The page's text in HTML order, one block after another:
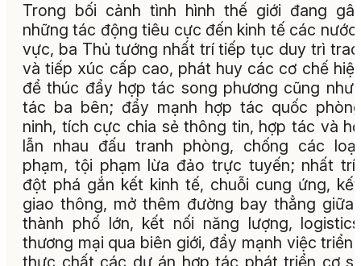
Trong bối cảnh tình hình thế giới đang
những tác động tiêu cực đến kinh tế các nước
vực, ba Thủ tướng nhất trí tiếp tục duy trì
và tiếp xúc cấp cao, phát huy các cơ chế
để thúc đẩy hợp tác song phương cũng như
tác ba bên; đẩy mạnh hợp tác quốc
ninh, tích cực chia sẻ thông tin, hợp tác và
lẫn nhau đấu tranh phòng, chống các
phạm, tội phạm lừa đảo trực tuyến; nhất trí
đột phá gắn kết kinh tế, chuỗi cung ứng,
giao thông, mở thêm đường bay thẳng giữa
thành phố lớn, kết nối năng lượng,
thương mại qua biên giới, đẩy mạnh việc triển